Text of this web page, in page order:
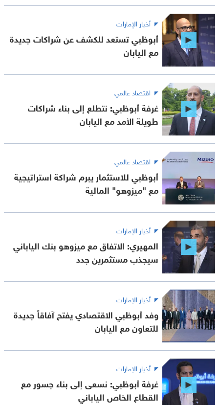
أخبار الإمارات
أبوظبي تستعد للكشف عن شراكات جديدة
مع اليابان
اقتصاد عالمي
غرفة أبوظبي: نتطلع إلى بناء شراكات
طويلة الأمد مع اليابان
اقتصاد عالمي
أبوظبي للاستثمار يبرم شراكة استراتيجية
مع "ميزوهو" المالية
أخبار الإمارات
المهيري: الاتفاق مع ميزوهو بنك الياباني
سيجذب مستثمرين جدد
أخبار الإمارات
وفد أبوظبي الاقتصادي يفتح آفاقاً جديدة
للتعاون مع اليابان
أخبار الإمارات
غرفة أبوظبي: نسعى إلى بناء جسور مع
القطاع الخاص الياباني